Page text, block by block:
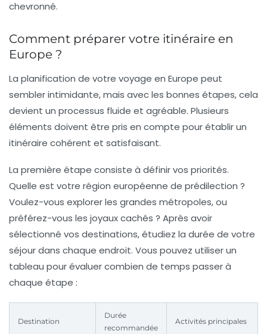
chevronné.
Comment préparer votre itinéraire en
Europe ?
La planification de votre voyage en Europe peut
sembler intimidante, mais avec les bonnes étapes, cela
devient un processus fluide et agréable. Plusieurs
éléments doivent être pris en compte pour établir un
itinéraire cohérent et satisfaisant.
La première étape consiste à définir vos priorités.
Quelle est votre région européenne de prédilection ?
Voulez-vous explorer les grandes métropoles, ou
préférez-vous les joyaux cachés ? Après avoir
sélectionné vos destinations, étudiez la durée de votre
séjour dans chaque endroit. Vous pouvez utiliser un
tableau pour évaluer combien de temps passer à
chaque étape :
Destination
Durée
recommandée
Activités principales